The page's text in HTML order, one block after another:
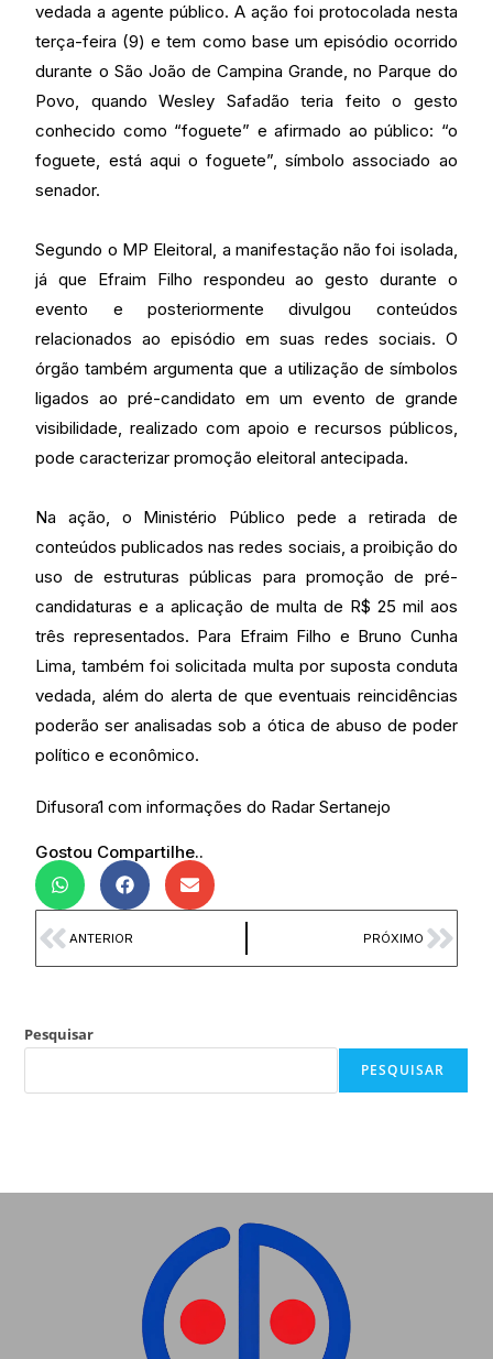
vedada a agente público. A ação foi protocolada nesta
terça-feira (9) e tem como base um episódio ocorrido
durante o São João de Campina Grande, no Parque do
Povo, quando Wesley Safadão teria feito o gesto
conhecido como “foguete” e afirmado ao público: “o
foguete, está aqui o foguete”, símbolo associado ao
senador.
Segundo o MP Eleitoral, a manifestação não foi isolada,
já que Efraim Filho respondeu ao gesto durante o
evento e posteriormente divulgou conteúdos
relacionados ao episódio em suas redes sociais. O
órgão também argumenta que a utilização de símbolos
ligados ao pré-candidato em um evento de grande
visibilidade, realizado com apoio e recursos públicos,
pode caracterizar promoção eleitoral antecipada.
Na ação, o Ministério Público pede a retirada de
conteúdos publicados nas redes sociais, a proibição do
uso de estruturas públicas para promoção de pré-
candidaturas e a aplicação de multa de R$ 25 mil aos
três representados. Para Efraim Filho e Bruno Cunha
Lima, também foi solicitada multa por suposta conduta
vedada, além do alerta de que eventuais reincidências
poderão ser analisadas sob a ótica de abuso de poder
político e econômico.
Difusora1 com informações do Radar Sertanejo
Gostou Compartilhe..
ANTERIOR PRÓXIMO
Pesquisar
PESQUISAR